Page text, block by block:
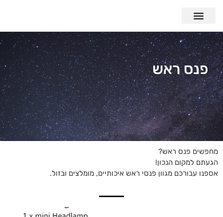
פנס ראש
מחפשים פנס ראש?
הגעתם למקום הנכון!
אספנו עבורכם מגוון פנסי ראש איכותיים, מומלצים ובזול.